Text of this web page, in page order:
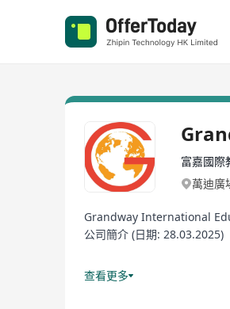
富嘉國際
萬迪廣
Grandway International
公司簡介 (日期: 28.03.2025)
公司簡介：
Grandway International
查看更多